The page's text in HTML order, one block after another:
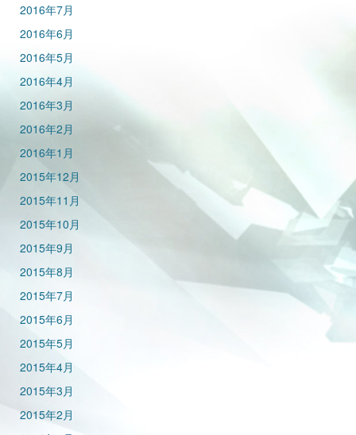
2016年7月
2016年6月
2016年5月
2016年4月
2016年3月
2016年2月
2016年1月
2015年12月
2015年11月
2015年10月
2015年9月
2015年8月
2015年7月
2015年6月
2015年5月
2015年4月
2015年3月
2015年2月